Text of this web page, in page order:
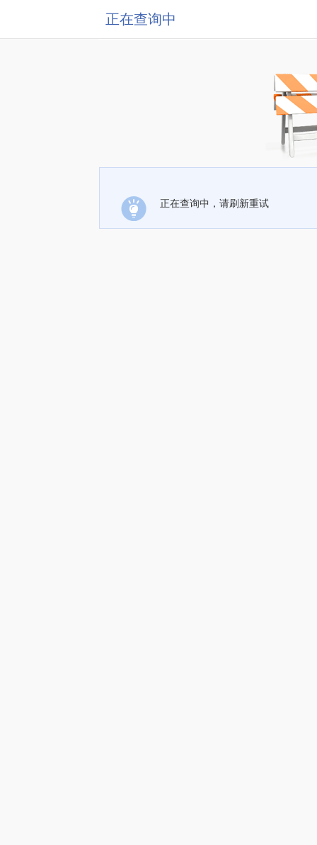
正在查询中
正在查询中，请刷新重试